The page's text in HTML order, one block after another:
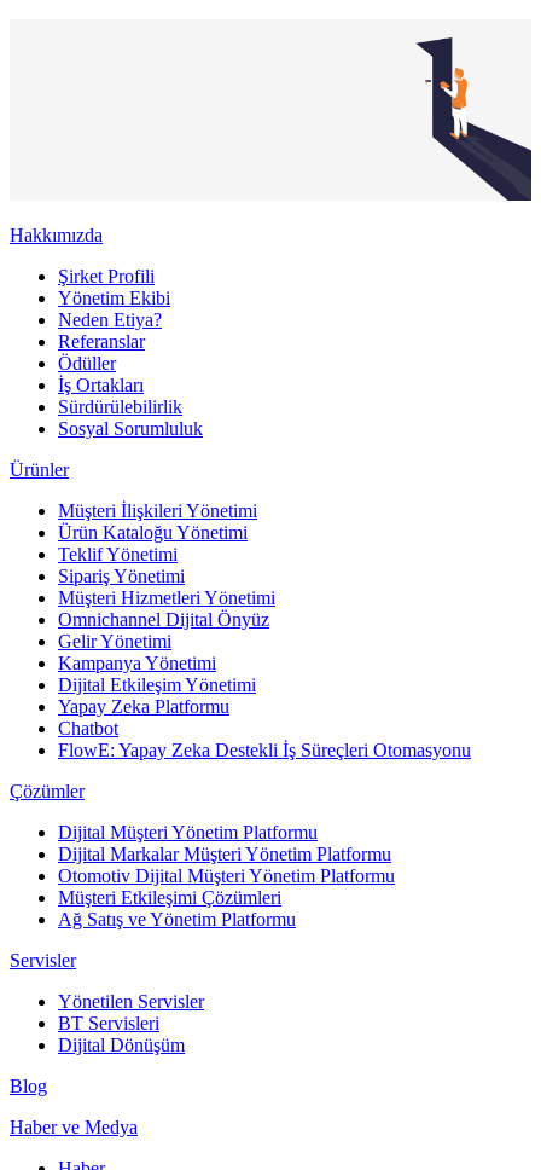
Hakkımızda
Şirket Profili
Yönetim Ekibi
Neden Etiya?
Referanslar
Ödüller
İş Ortakları
Sürdürülebilirlik
Sosyal Sorumluluk
Ürünler
Müşteri İlişkileri Yönetimi
Ürün Kataloğu Yönetimi
Teklif Yönetimi
Sipariş Yönetimi
Müşteri Hizmetleri Yönetimi
Omnichannel Dijital Önyüz
Gelir Yönetimi
Kampanya Yönetimi
Dijital Etkileşim Yönetimi
Yapay Zeka Platformu
Chatbot
FlowE: Yapay Zeka Destekli İş Süreçleri Otomasyonu
Çözümler
Dijital Müşteri Yönetim Platformu
Dijital Markalar Müşteri Yönetim Platformu
Otomotiv Dijital Müşteri Yönetim Platformu
Müşteri Etkileşimi Çözümleri
Ağ Satış ve Yönetim Platformu
Servisler
Yönetilen Servisler
BT Servisleri
Dijital Dönüşüm
Blog
Haber ve Medya